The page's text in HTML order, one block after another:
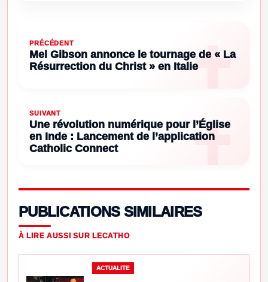
PRÉCÉDENT
Mel Gibson annonce le tournage de « La
Résurrection du Christ » en Italie
SUIVANT
Une révolution numérique pour l’Église
en Inde : Lancement de l’application
Catholic Connect
PUBLICATIONS SIMILAIRES
À LIRE AUSSI SUR LECATHO
ACTUALITE